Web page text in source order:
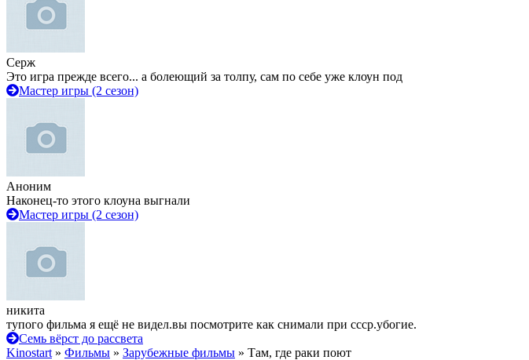
Серж
Это игра прежде всего... а болеющий за толпу, сам по себе уже клоун под
Мастер игры (2 сезон)
Аноним
Наконец-то этого клоуна выгнали
Мастер игры (2 сезон)
никита
тупого фильма я ещё не видел.вы посмотрите как снимали при ссср.убогие.
Семь вёрст до рассвета
Kinostart » Фильмы » Зарубежные фильмы » Там, где раки поют